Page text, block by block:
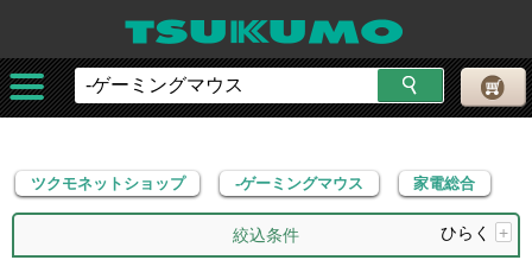
ツクモネットショップ -ゲーミングマウス 家電総合
ツクモネットショップ -ゲーミングマウス 家電総合
絞込条件 ひらく +